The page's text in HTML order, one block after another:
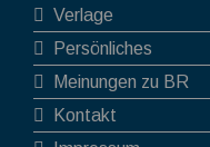
Verlage
Persönliches
Meinungen zu BR
Kontakt